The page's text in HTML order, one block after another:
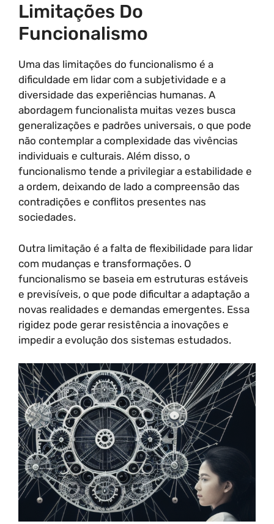
Limitações Do
Funcionalismo
Uma das limitações do funcionalismo é a
dificuldade em lidar com a subjetividade e a
diversidade das experiências humanas. A
abordagem funcionalista muitas vezes busca
generalizações e padrões universais, o que pode
não contemplar a complexidade das vivências
individuais e culturais. Além disso, o
funcionalismo tende a privilegiar a estabilidade e
a ordem, deixando de lado a compreensão das
contradições e conflitos presentes nas
sociedades.
Outra limitação é a falta de flexibilidade para lidar
com mudanças e transformações. O
funcionalismo se baseia em estruturas estáveis
e previsíveis, o que pode dificultar a adaptação a
novas realidades e demandas emergentes. Essa
rigidez pode gerar resistência a inovações e
impedir a evolução dos sistemas estudados.